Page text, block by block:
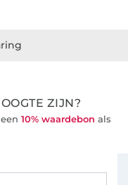
ZIJN?
10% waardebon als